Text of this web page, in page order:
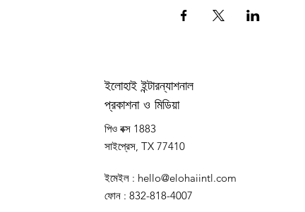
ইলোহাই ইন্টারন্যাশনাল
প্রকাশনা ও মিডিয়া
পিও বক্স 1883
সাইপ্রেস, TX 77410
ইমেইল : hello@elohaiintl.com
ফোন : 832-818-4007